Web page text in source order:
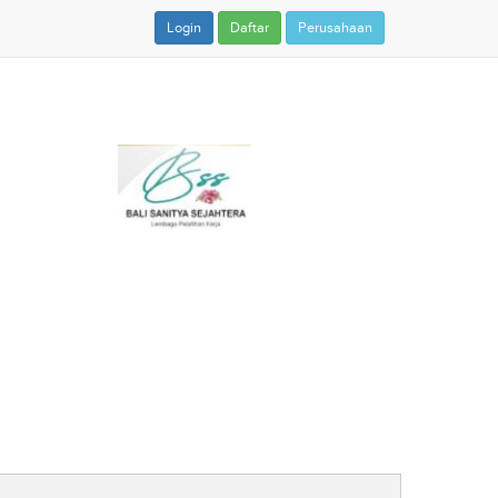
Login Daftar Perusahaan